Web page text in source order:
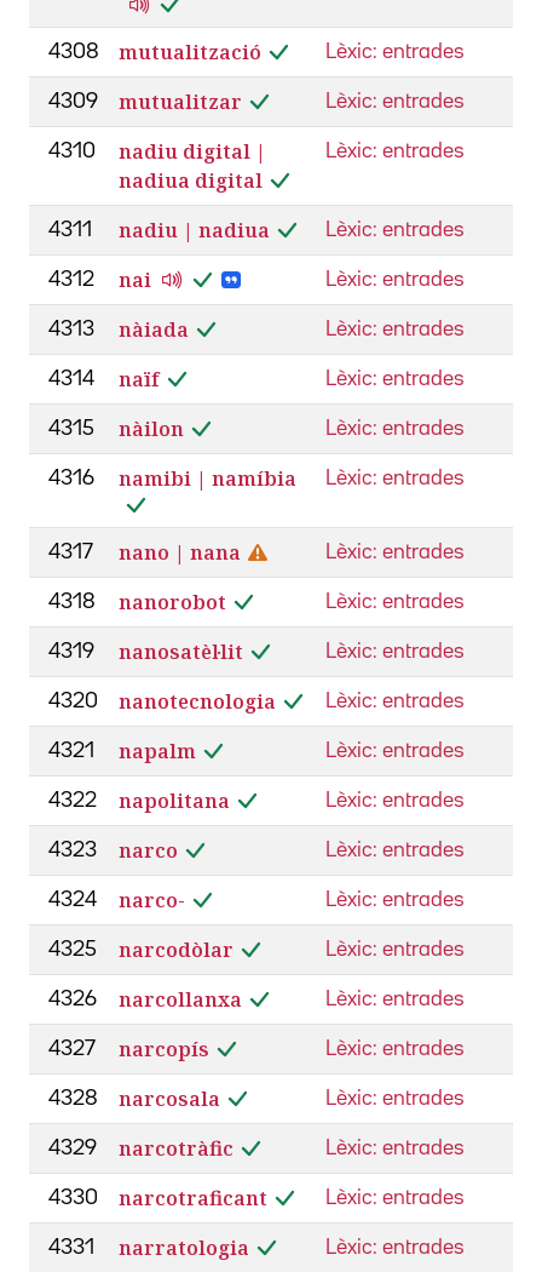
4308 mutualització Lèxic: entrades
4309 mutualitzar Lèxic: entrades
4310
nadiu digital |
nadiua digital
Lèxic: entrades
4311 nadiu | nadiua Lèxic: entrades
4312 nai Lèxic: entrades
4313 nàiada Lèxic: entrades
4314 naïf Lèxic: entrades
4315 nàilon Lèxic: entrades
4316 namibi | namíbia Lèxic: entrades
4317 nano | nana Lèxic: entrades
4318 nanorobot Lèxic: entrades
4319 nanosatèl·lit Lèxic: entrades
4320 nanotecnologia Lèxic: entrades
4321 napalm Lèxic: entrades
4322 napolitana Lèxic: entrades
4323 narco Lèxic: entrades
4324 narco- Lèxic: entrades
4325 narcodòlar Lèxic: entrades
4326 narcollanxa Lèxic: entrades
4327 narcopís Lèxic: entrades
4328 narcosala Lèxic: entrades
4329 narcotràfic Lèxic: entrades
4330 narcotraficant Lèxic: entrades
4331 narratologia Lèxic: entrades